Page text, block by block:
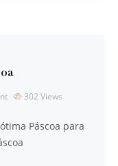
302 Views
Páscoa para